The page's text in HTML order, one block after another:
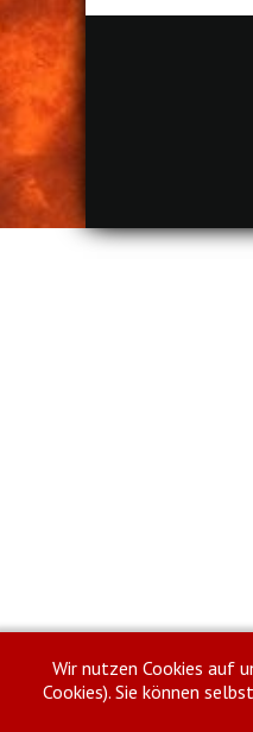
Wir nutzen Cookies auf
Cookies). Sie können